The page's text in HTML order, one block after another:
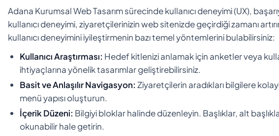
Adana Kurumsal Web Tasarım sürecinde kullanıcı deneyimi (UX),
kullanıcı deneyimi, ziyaretçilerinizin web sitenizde geçirdiği zamanı
kullanıcı deneyimini iyileştirmenin bazı temel yöntemlerini bulabilirsiniz:
Kullanıcı Araştırması: Hedef kitlenizi anlamak için anketler veya
ihtiyaçlarına yönelik tasarımlar geliştirebilirsiniz.
Basit ve Anlaşılır Navigasyon: Ziyaretçilerin aradıkları bilgilere
menü yapısı oluşturun.
İçerik Düzeni: Bilgiyi bloklar halinde düzenleyin. Başlıklar, alt
okunabilir hale getirin.